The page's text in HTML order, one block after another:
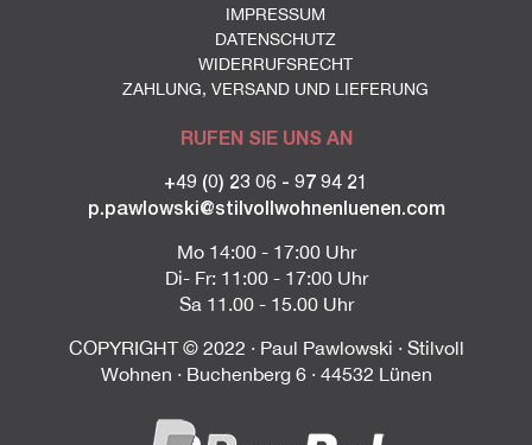
IMPRESSUM
DATENSCHUTZ
WIDERRUFSRECHT
ZAHLUNG, VERSAND UND LIEFERUNG
RUFEN SIE UNS AN
+49 (0) 23 06 - 97 94 21
p.pawlowski@stilvollwohnenluenen.com
Mo 14:00 - 17:00 Uhr
Di- Fr: 11:00 - 17:00 Uhr
Sa 11.00 - 15.00 Uhr
COPYRIGHT © 2022 · Paul Pawlowski · Stilvoll
Wohnen · Buchenberg 6 · 44532 Lünen